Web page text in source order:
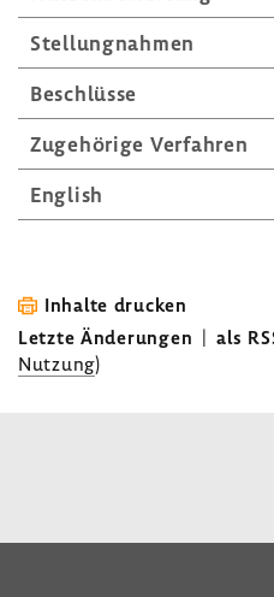
Stel­lung­nahmen
Beschlüsse
Zuge­hö­rige Verfahren
English
Inhalte drucken
Letzte Änderungen | als
Nutzung)